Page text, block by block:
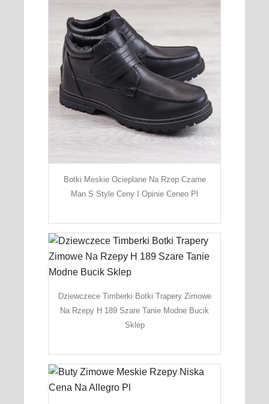
Botki Meskie Ocieplane Na Rzep Czarne
Man S Style Ceny I Opinie Ceneo Pl
Dziewczece Timberki Botki Trapery Zimowe
Na Rzepy H 189 Szare Tanie Modne Bucik
Sklep